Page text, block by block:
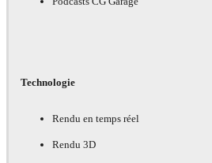
Technologie
Rendu en temps réel
Rendu 3D